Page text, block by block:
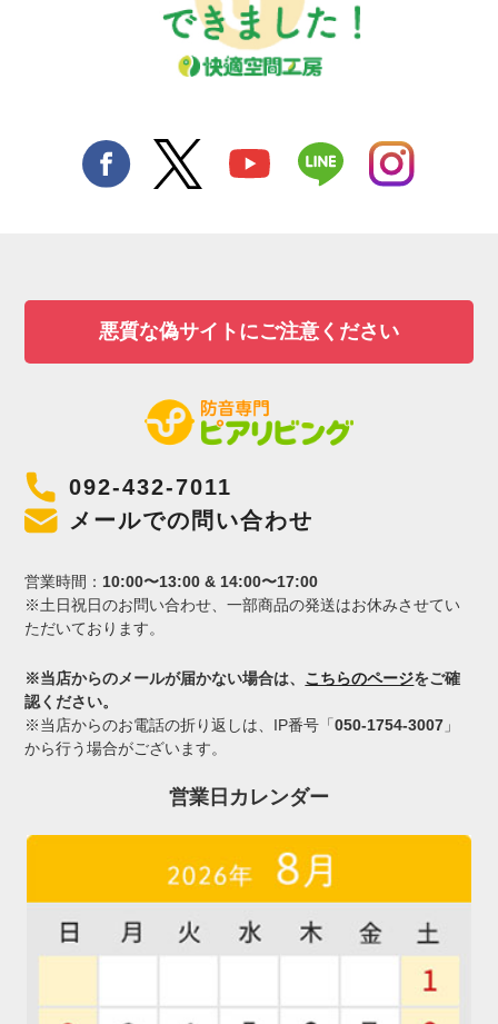
悪質な偽サイトにご注意ください
092-432-7011
メールでの問い合わせ
営業時間： 10:00〜13:00 & 14:00〜17:00
※土日祝日のお問い合わせ、一部商品の発送はお休みさせてい
ただいております。
※当店からのメールが届かない場合は、 こちらのページをご確
認ください。
※当店からのお電話の折り返しは、IP番号「050-1754-3007 」
から行う場合がございます。
営業日カレンダー